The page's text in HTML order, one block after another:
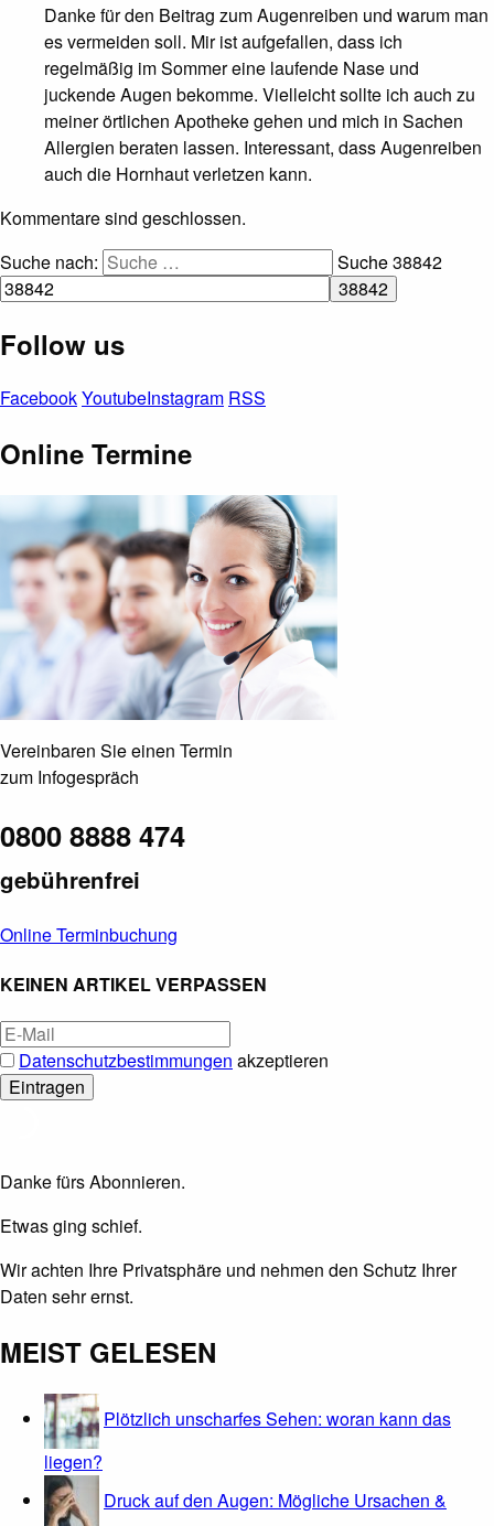
Danke für den Beitrag zum Augenreiben und warum man
es vermeiden soll. Mir ist aufgefallen, dass ich
regelmäßig im Sommer eine laufende Nase und
juckende Augen bekomme. Vielleicht sollte ich auch zu
meiner örtlichen Apotheke gehen und mich in Sachen
Allergien beraten lassen. Interessant, dass Augenreiben
auch die Hornhaut verletzen kann.
Kommentare sind geschlossen.
Suche nach:
Suche38842
Follow us
FacebookYoutubeInstagram RSS
Online Termine
Vereinbaren Sie einen Termin
zum Infogespräch
0800 8888 474
gebührenfrei
Online Terminbuchung
KEINEN ARTIKEL VERPASSEN
Datenschutzbestimmungen akzeptieren
Danke fürs Abonnieren.
Etwas ging schief.
Wir achten Ihre Privatsphäre und nehmen den Schutz Ihrer
Daten sehr ernst.
MEIST GELESEN
Plötzlich unscharfes Sehen: woran kann das
liegen?
Druck auf den Augen: Mögliche Ursachen &